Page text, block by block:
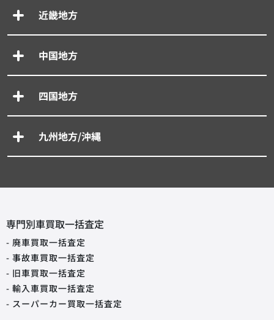
近畿地方
中国地方
四国地方
九州地方/沖縄
専門別車買取一括査定
- 廃車買取一括査定
- 事故車買取一括査定
- 旧車買取一括査定
- 輸入車買取一括査定
- スーパーカー買取一括査定